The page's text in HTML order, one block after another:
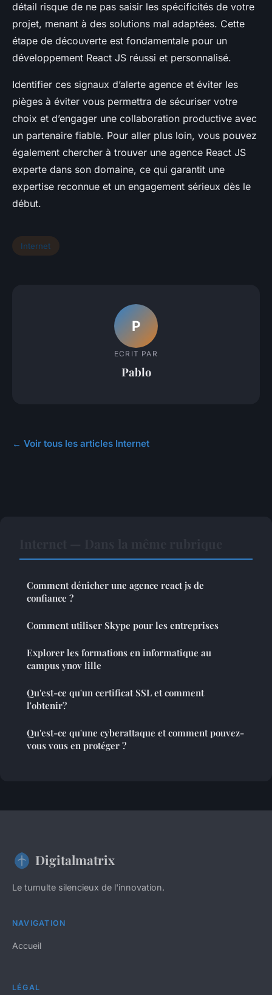
détail risque de ne pas saisir les spécificités de votre
projet, menant à des solutions mal adaptées. Cette
étape de découverte est fondamentale pour un
développement React JS réussi et personnalisé.
Identifier ces signaux d’alerte agence et éviter les
pièges à éviter vous permettra de sécuriser votre
choix et d’engager une collaboration productive avec
un partenaire fiable. Pour aller plus loin, vous pouvez
également chercher à trouver une agence React JS
experte dans son domaine, ce qui garantit une
expertise reconnue et un engagement sérieux dès le
début.
Internet
P
ECRIT PAR
Pablo
← Voir tous les articles Internet
Comment dénicher une agence react js de
confiance ?
Comment utiliser Skype pour les entreprises
Explorer les formations en informatique au
campus ynov lille
Qu'est-ce qu'un certificat SSL et comment
l'obtenir?
Qu'est-ce qu'une cyberattaque et comment pouvez-
vous vous en protéger ?
Digitalmatrix
Le tumulte silencieux de l'innovation.
NAVIGATION
Accueil
LÉGAL